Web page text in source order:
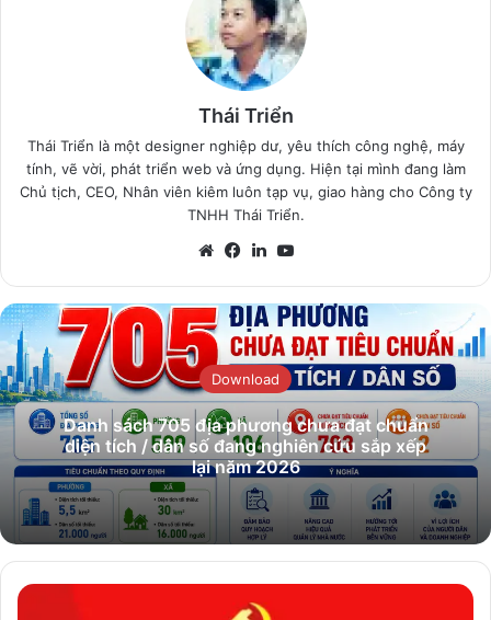
Thái Triển
Thái Triển là một designer nghiệp dư, yêu thích công nghệ, máy
tính, vẽ vời, phát triển web và ứng dụng. Hiện tại mình đang làm
Chủ tịch, CEO, Nhân viên kiêm luôn tạp vụ, giao hàng cho Công ty
TNHH Thái Triển.
WebsiteFacebook
LinkedIn
Download
Danh sách 705 địa phương chưa đạt chuẩn
diện tích / dân số đang nghiên cứu sắp xếp
lại năm 2026
Hướng